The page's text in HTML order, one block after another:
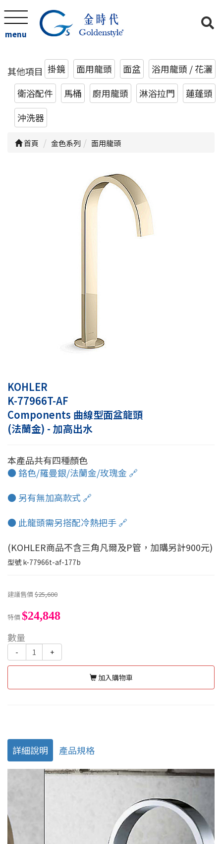
menu
其他項目 掛鏡 面用龍頭 面盆
浴用龍頭 / 花灑
衛浴配件
馬桶 廚用龍頭 淋浴拉門
蓮蓬頭
沖洗器
首頁 金色系列 面用龍頭
KOHLER
K-77966T-AF
Components 曲線型面盆龍頭
(法蘭金) - 加高出水
本產品共有四種顏色
● 鉻色/羅曼銀/法蘭金/玫瑰金 🔗
● 另有無加高款式 🔗
● 此龍頭需另搭配冷熱把手 🔗
(KOHLER商品不含三角凡爾及P管，加購另計900元)
型號k-77966t-af-177b
建議售價$25,600
特價$24,848
數量
- +
加入購物車
詳細說明 產品規格